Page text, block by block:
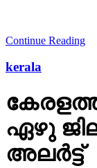
Continue Reading
kerala
ഏഴു
അലര്‍ട്ട്